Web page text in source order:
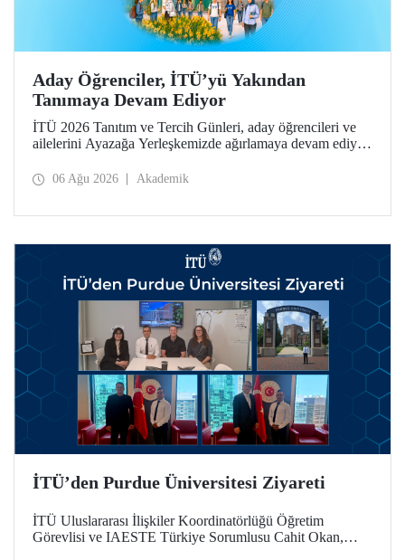
Aday Öğrenciler, İTÜ’yü Yakından
Tanımaya Devam Ediyor
İTÜ 2026 Tanıtım ve Tercih Günleri, aday öğrencileri ve
ailelerini Ayazağa Yerleşkemizde ağırlamaya devam ediyor.
ilgili fakülte ve birimler adaylara bilgi vermeye devam
06 Ağu 2026 Akademik
İTÜ’den Purdue Üniversitesi Ziyareti
İTÜ Uluslararası İlişkiler Koordinatörlüğü Öğretim
Görevlisi ve IAESTE Türkiye Sorumlusu Cahit Okan,